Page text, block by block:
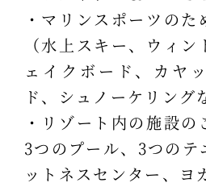
・マリンスポーツの
（水上スキー、ウィ
ェイクボード、カヤ
ド、シュノーケリング
・リゾート内の施設の
3つのプール、3つのテ
ットネスセンター、ヨ